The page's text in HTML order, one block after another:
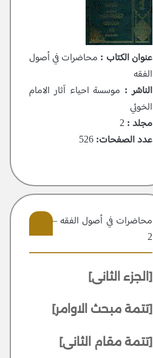
عنوان الكتاب : محاضرات في أصول
الفقه
الناشر : موسسة احیاء آثار الامام
الخوئي
مجلد :2
عدد الصفحات:526
محاضرات في أصول الفقه – مجلد
2
[الجزء الثانى]
[تتمة مبحث الاوامر]
[تتمة مقام الثانى]